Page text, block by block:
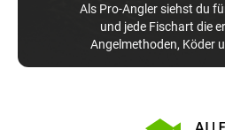
Als Pro-Angler siehst du
und jede Fischart die
Angelmethoden, Köder